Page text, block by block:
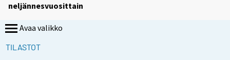
neljännesvuosittain
Avaa valikko
TILASTOT